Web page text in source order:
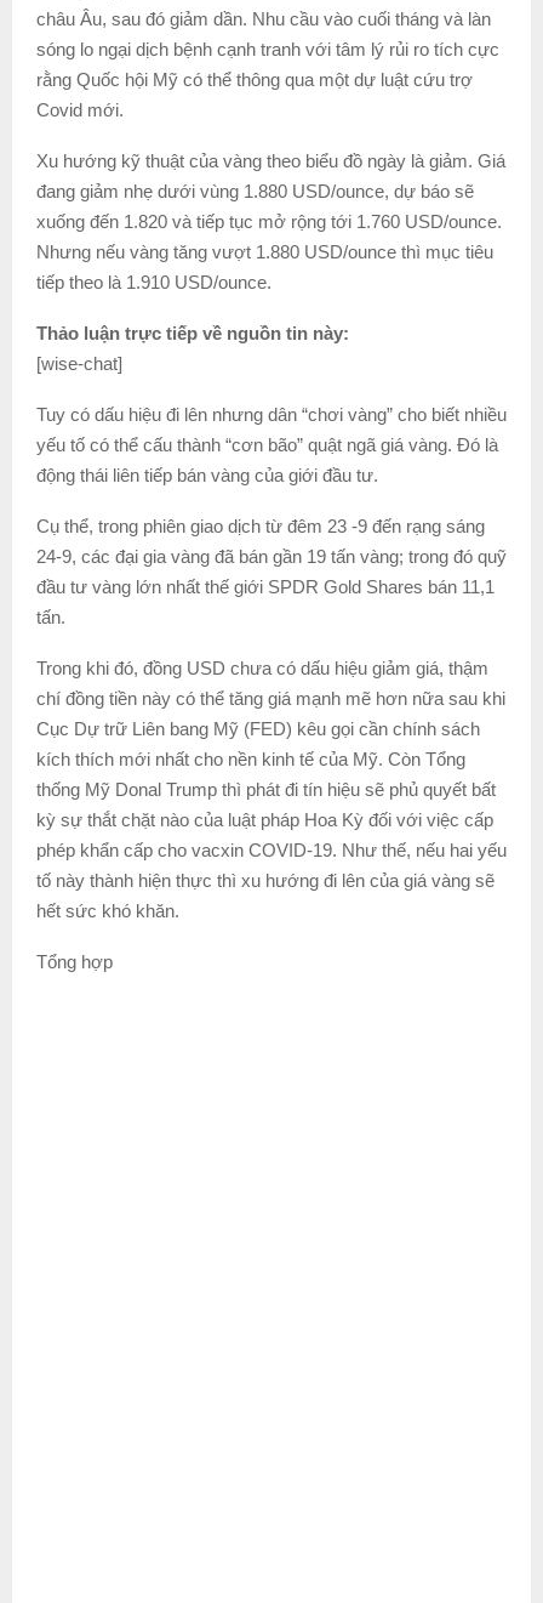
châu Âu, sau đó giảm dần. Nhu cầu vào cuối tháng và làn
sóng lo ngại dịch bệnh cạnh tranh với tâm lý rủi ro tích cực
rằng Quốc hội Mỹ có thể thông qua một dự luật cứu trợ
Covid mới.
Xu hướng kỹ thuật của vàng theo biểu đồ ngày là giảm. Giá
đang giảm nhẹ dưới vùng 1.880 USD/ounce, dự báo sẽ
xuống đến 1.820 và tiếp tục mở rộng tới 1.760 USD/ounce.
Nhưng nếu vàng tăng vượt 1.880 USD/ounce thì mục tiêu
tiếp theo là 1.910 USD/ounce.
Thảo luận trực tiếp về nguồn tin này:
[wise-chat]
Tuy có dấu hiệu đi lên nhưng dân “chơi vàng” cho biết nhiều
yếu tố có thể cấu thành “cơn bão” quật ngã giá vàng. Đó là
động thái liên tiếp bán vàng của giới đầu tư.
Cụ thể, trong phiên giao dịch từ đêm 23 -9 đến rạng sáng
24-9, các đại gia vàng đã bán gần 19 tấn vàng; trong đó quỹ
đầu tư vàng lớn nhất thế giới SPDR Gold Shares bán 11,1
tấn.
Trong khi đó, đồng USD chưa có dấu hiệu giảm giá, thậm
chí đồng tiền này có thể tăng giá mạnh mẽ hơn nữa sau khi
Cục Dự trữ Liên bang Mỹ (FED) kêu gọi cần chính sách
kích thích mới nhất cho nền kinh tế của Mỹ. Còn Tổng
thống Mỹ Donal Trump thì phát đi tín hiệu sẽ phủ quyết bất
kỳ sự thắt chặt nào của luật pháp Hoa Kỳ đối với việc cấp
phép khẩn cấp cho vacxin COVID-19. Như thế, nếu hai yếu
tố này thành hiện thực thì xu hướng đi lên của giá vàng sẽ
hết sức khó khăn.
Tổng hợp